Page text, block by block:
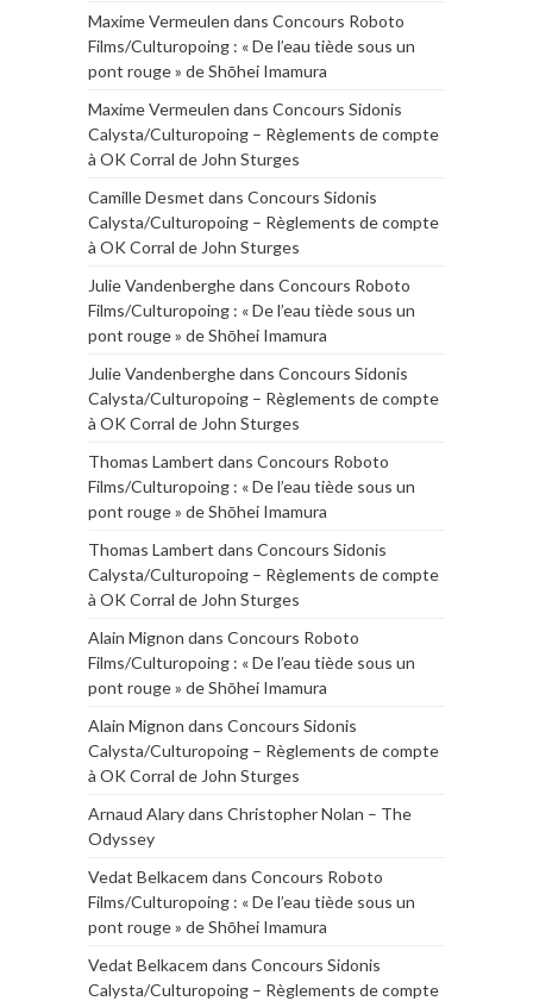
Maxime Vermeulen dans Concours Roboto
Films/Culturopoing : « De l’eau tiède sous un
pont rouge » de Shōhei Imamura
Maxime Vermeulen dans Concours Sidonis
Calysta/Culturopoing – Règlements de compte
à OK Corral de John Sturges
Camille Desmet dans Concours Sidonis
Calysta/Culturopoing – Règlements de compte
à OK Corral de John Sturges
Julie Vandenberghedans Concours Roboto
Films/Culturopoing : « De l’eau tiède sous un
pont rouge » de Shōhei Imamura
Julie Vandenberghedans Concours Sidonis
Calysta/Culturopoing – Règlements de compte
à OK Corral de John Sturges
Thomas Lambert dans Concours Roboto
Films/Culturopoing : « De l’eau tiède sous un
pont rouge » de Shōhei Imamura
Thomas Lambert dans Concours Sidonis
Calysta/Culturopoing – Règlements de compte
à OK Corral de John Sturges
Alain Mignon dans Concours Roboto
Films/Culturopoing : « De l’eau tiède sous un
pont rouge » de Shōhei Imamura
Alain Mignon dans Concours Sidonis
Calysta/Culturopoing – Règlements de compte
à OK Corral de John Sturges
Arnaud Alarydans Christopher Nolan – The
Odyssey
Vedat Belkacem dans Concours Roboto
Films/Culturopoing : « De l’eau tiède sous un
pont rouge » de Shōhei Imamura
Vedat Belkacem dans Concours Sidonis
Calysta/Culturopoing – Règlements de compte